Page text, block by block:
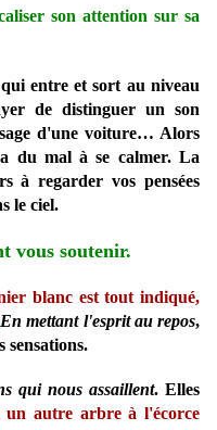
son attention sur sa
entre et sort au niveau
de distinguer un son
d'une voiture… Alors
du mal à se calmer.La
à regarder vos pensées
le ciel.
vous soutenir.
blanc est tout indiqué,
En mettant l'esprit au repos,
sensations.
qui nous assaillent. Elles
un autre arbre à l'écorce